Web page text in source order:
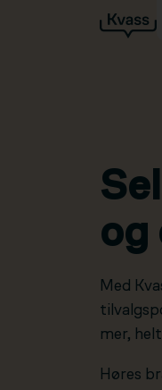
Hopp til
og
Med
mer,
Høres